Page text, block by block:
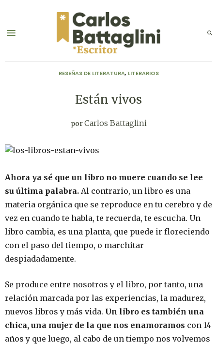
RESEÑAS DE LITERATURA, LITERARIOS
Están vivos
porCarlos Battaglini
Ahora ya sé que un libro no muere cuando se lee
su última palabra. Al contrario, un libro es una
materia orgánica que se reproduce en tu cerebro y de
vez en cuando te habla, te recuerda, te escucha. Un
libro cambia, es una planta, que puede ir floreciendo
con el paso del tiempo, o marchitar
despiadadamente.
Se produce entre nosotros y el libro, por tanto, una
relación marcada por las experiencias, la madurez,
nuevos libros y más vida. Un libro es también una
chica, una mujer de la que nos enamoramos con 14
años y que luego, al cabo de un tiempo nos volvemos